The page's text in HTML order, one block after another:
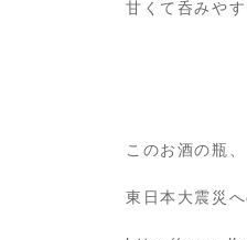
甘くて呑みや
このお酒の瓶、
東日本大震災